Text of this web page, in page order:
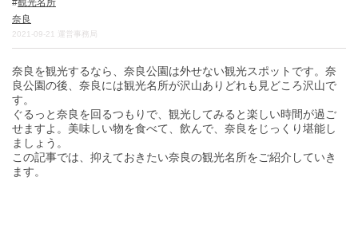
奈良
2021-09-21 運営事務局
奈良を観光するなら、奈良公園は外せない観光スポットです。奈
良公園の後、奈良には観光名所が沢山ありどれも見どころ沢山で
す。
ぐるっと奈良を回るつもりで、観光してみると楽しい時間が過ご
せますよ。美味しい物を食べて、飲んで、奈良をじっくり堪能し
ましょう。
この記事では、抑えておきたい奈良の観光名所をご紹介していき
ます。